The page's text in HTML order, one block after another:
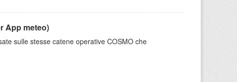
App meteo)
sulle stesse catene operative COSMO che